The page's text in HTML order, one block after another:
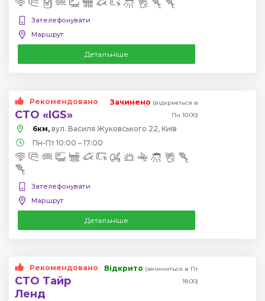
Зателефонувати
Маршрут
Детальніше
Рекомендовано
СТО «IGS»
Зачинено (відкриється в
Пн 10:00)
6км, вул. Василя Жуковського 22, Київ
Пн-Пт 10:00 – 17:00
Зателефонувати
Маршрут
Детальніше
Рекомендовано
СТО Тайр
Ленд
Відкрито (зачиниться в Пт
18:00)